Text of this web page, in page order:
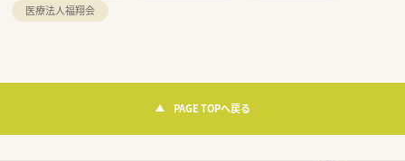
医療法人福翔会
PAGE TOPへ戻る